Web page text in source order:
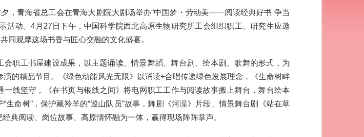
夕，青海省总工会在青海大剧院大剧场举办“中国梦・劳动美——阅读经典好书 争当
活动。4月27日下午，中国科学院西北高原生物研究所工会组织职工、研究生应邀
同观摩这场书香与匠心交融的文化盛宴。
会职工书屋建设成果，以主题诵读、情景舞蹈、舞台剧、绘本剧、歌舞的形式，为
的精品节目。《绿色动能风光无限》以诵读+合唱传递绿色发展理念，《生命树畔
一线坚守，《在书页与银线之间》将电网职工工作与阅读故事搬上舞台，舞台绘本
生命树”，保护藏羚羊的“巡山队员”故事，舞剧《河湟》片段、情景舞台剧《站在草
典阅读、岗位故事、高原情怀融为一体，赢得现场阵阵掌声。